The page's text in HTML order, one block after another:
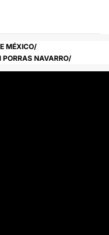
MÉXICO
NAVARRO